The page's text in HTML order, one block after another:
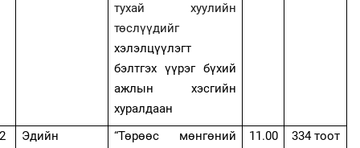
тухай хуулийн
төслүүдийг
хэлэлцүүлэгт
бэлтгэх үүрэг бүхий
ажлын хэсгийн
хуралдаан
2
Эдийн
“Төрөөс мөнгөний
11.00 334 тоот